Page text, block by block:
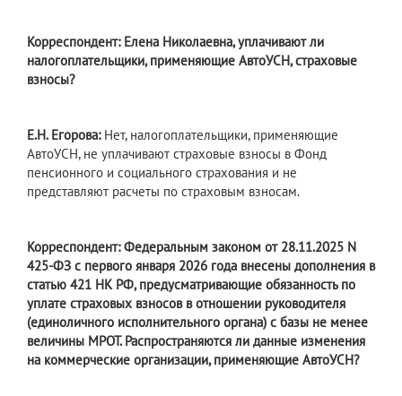
Корреспондент: Елена Николаевна, уплачивают ли
налогоплательщики, применяющие АвтоУСН, страховые
взносы?
Е.Н. Егорова:Нет, налогоплательщики, применяющие
АвтоУСН, не уплачивают страховые взносы в Фонд
пенсионного и социального страхования и не
представляют расчеты по страховым взносам.
Корреспондент: Федеральным законом от 28.11.2025 N
425-ФЗ с первого января 2026 года внесены дополнения в
статью 421 НК РФ, предусматривающие обязанность по
уплате страховых взносов в отношении руководителя
(единоличного исполнительного органа) с базы не менее
величины МРОТ. Распространяются ли данные изменения
на коммерческие организации, применяющие АвтоУСН?